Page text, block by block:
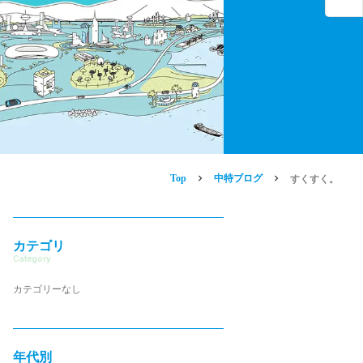
Top 中特ブログ すくすく。
カテゴリ
Category
カテゴリーなし
年代別